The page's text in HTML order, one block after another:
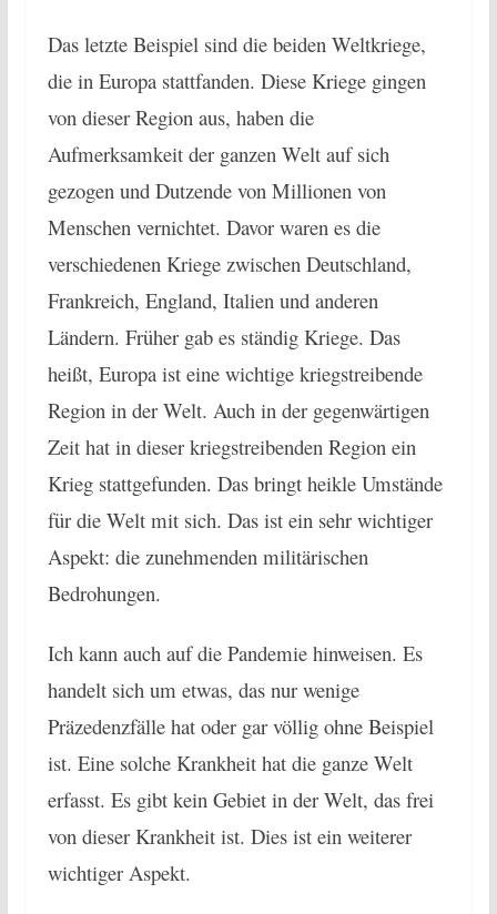
Das letzte Beispiel sind die beiden Weltkriege,
die in Europa stattfanden. Diese Kriege gingen
von dieser Region aus, haben die
Aufmerksamkeit der ganzen Welt auf sich
gezogen und Dutzende von Millionen von
Menschen vernichtet. Davor waren es die
verschiedenen Kriege zwischen Deutschland,
Frankreich, England, Italien und anderen
Ländern. Früher gab es ständig Kriege. Das
heißt, Europa ist eine wichtige kriegstreibende
Region in der Welt. Auch in der gegenwärtigen
Zeit hat in dieser kriegstreibenden Region ein
Krieg stattgefunden. Das bringt heikle Umstände
für die Welt mit sich. Das ist ein sehr wichtiger
Aspekt: die zunehmenden militärischen
Bedrohungen.
Ich kann auch auf die Pandemie hinweisen. Es
handelt sich um etwas, das nur wenige
Präzedenzfälle hat oder gar völlig ohne Beispiel
ist. Eine solche Krankheit hat die ganze Welt
erfasst. Es gibt kein Gebiet in der Welt, das frei
von dieser Krankheit ist. Dies ist ein weiterer
wichtiger Aspekt.